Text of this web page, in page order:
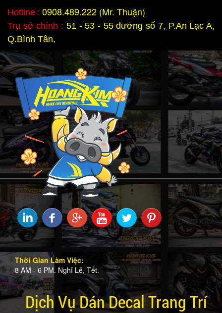
Hotline : 0908.489.222 (Mr. Thuận)
Trụ sở chính : 51 - 53 - 55 đường số 7, P.An Lạc A,
Q.Bình Tân,
Thời Gian Làm Việc:
8 AM - 6 PM. Nghỉ Lễ, Tết.
Dịch Vụ Dán Decal Trang Trí